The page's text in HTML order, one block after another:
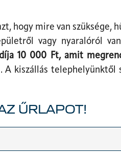
hogy mire van szüksége,
vagy nyaralóról
10 000 Ft, amit
kiszállás telephelyünktől
ŰRLAPOT!